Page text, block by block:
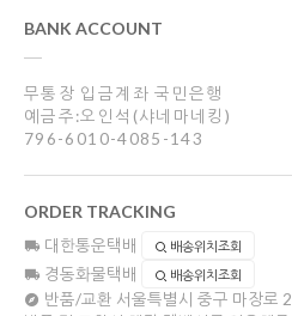
BANK ACCOUNT
무통장 입금계좌 국민은행
예금주:오인석(샤네마네킹)
796-6010-4085-143
ORDER TRACKING
대한통운택배 배송위치조회
경동화물택배 배송위치조회
반품/교환 서울특별시 중구 마장로